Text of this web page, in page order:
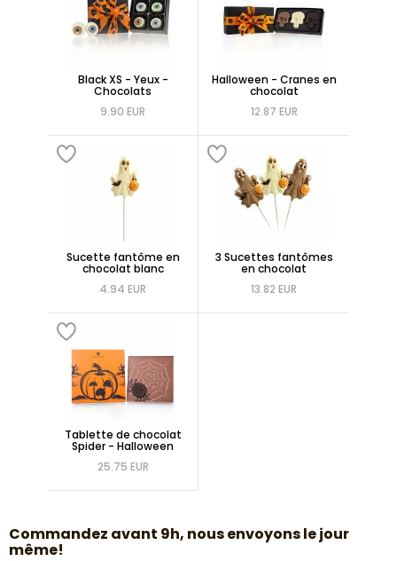
Black XS - Yeux -
Chocolats
9.90 EUR
Halloween - Cranes en
chocolat
12.87 EUR
Sucette fantôme en
chocolat blanc
4.94 EUR
3 Sucettes fantômes
en chocolat
13.82 EUR
Tablette de chocolat
Spider - Halloween
25.75 EUR
​Commandez avant 9h, nous envoyons le jour
même!